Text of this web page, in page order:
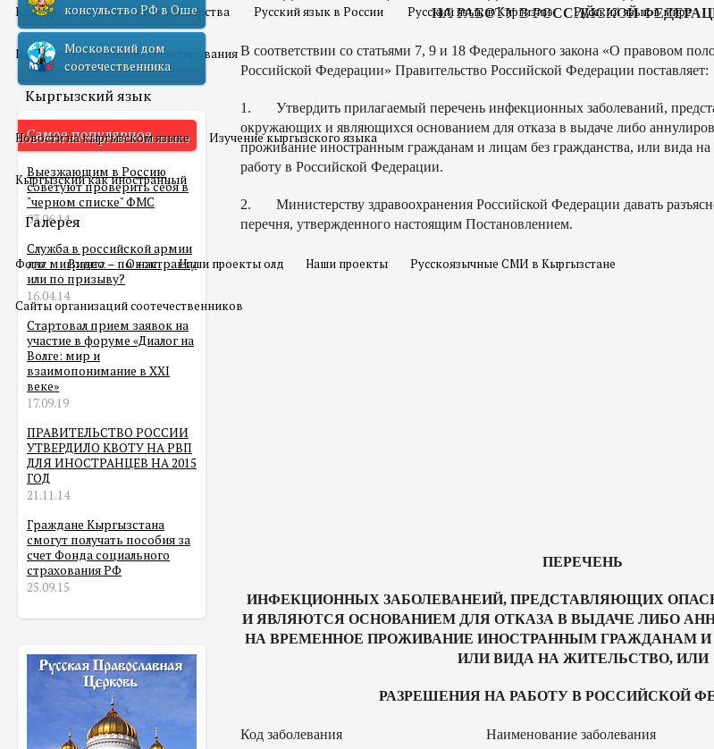
Конкурс педагогического мастерства Русский язык в России Русский язык в Киргизии Русский язык в мире
Центр государственного тестирования
Кыргызский язык
Новости на кыргызском языке Изучение кыргызского языка
Кыргызский как иностранный
Галерея
Фото Видео О нас Наши проекты олд Наши проекты Русскоязычные СМИ в Кыргызстане
Сайты организаций соотечественников
консульство РФ в Оше
Московский дом
соотечественника
Самое популярное
Выезжающим в Россию
советуют проверить себя в
"черном списке" ФМС
03.06.14
Служба в российской армии
для мигранта – по контракту
или по призыву?
16.04.14
Стартовал прием заявок на
участие в форуме «Диалог на
Волге: мир и
взаимопонимание в XXI
веке»
17.09.19
ПРАВИТЕЛЬСТВО РОССИИ
УТВЕРДИЛО КВОТУ НА РВП
ДЛЯ ИНОСТРАНЦЕВ НА 2015
ГОД
21.11.14
Граждане Кыргызстана
смогут получать пособия за
счет Фонда социального
страхования РФ
25.09.15
НА РАБОТУ В РОССИЙСКОЙ
В соответствии со статьями 7, 9 и 18 Федерального закона «О правовом
Российской Федерации» Правительство Российской Федерации поставляет:
1. Утвердить прилагаемый перечень инфекционных заболеваний,
окружающих и являющихся основанием для отказа в выдаче либо
проживание иностранным гражданам и лицам без гражданства, или вида на
работу в Российской Федерации.
2. Министерству здравоохранения Российской Федерации давать
перечня, утвержденного настоящим Постановлением.
ПЕРЕЧЕНЬ
ИНФЕКЦИОННЫХ ЗАБОЛЕВАНЕИЙ, ПРЕДСТАВЛЯЮЩИХ
И ЯВЛЯЮТСЯ ОСНОВАНИЕМ ДЛЯ ОТКАЗА В ВЫДАЧЕ ЛИБО
НА ВРЕМЕННОЕ ПРОЖИВАНИЕ ИНОСТРАННЫМ ГРАЖДАНАМ И
ИЛИ ВИДА НА ЖИТЕЛЬСТВО, ИЛИ
РАЗРЕШЕНИЯ НА РАБОТУ В РОССИЙСКОЙ
Код заболевания Наименование заболевания